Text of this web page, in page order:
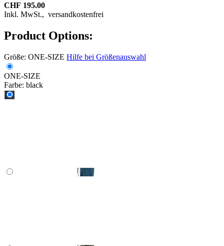
CHF 195.00
Inkl. MwSt., versandkostenfrei
Product Options:
Größe: ONE-SIZE Hilfe bei Größenauswahl
ONE-SIZE
Farbe: black